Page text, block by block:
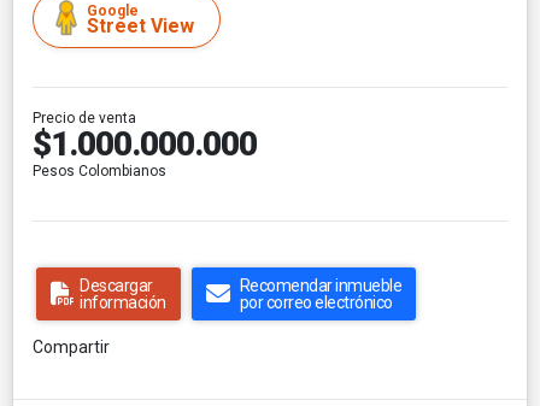
Google
Street View
Precio de venta
$1.000.000.000
Pesos Colombianos
Descargar
información
Recomendar inmueble
por correo electrónico
Compartir